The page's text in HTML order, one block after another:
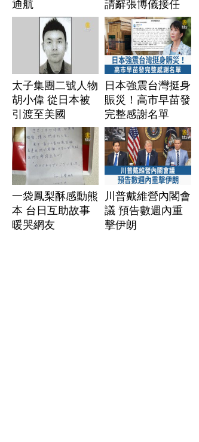
通航
請辭張博儀接任
太子集團二號人物
胡小偉 從日本被
引渡至美國
日本強震台灣挺身
賑災！高市早苗發
完整感謝名單
一袋鳳梨酥感動熊
本 台日互助故事
暖哭網友
川普戴維營內閣會
議 預告數週內重
擊伊朗